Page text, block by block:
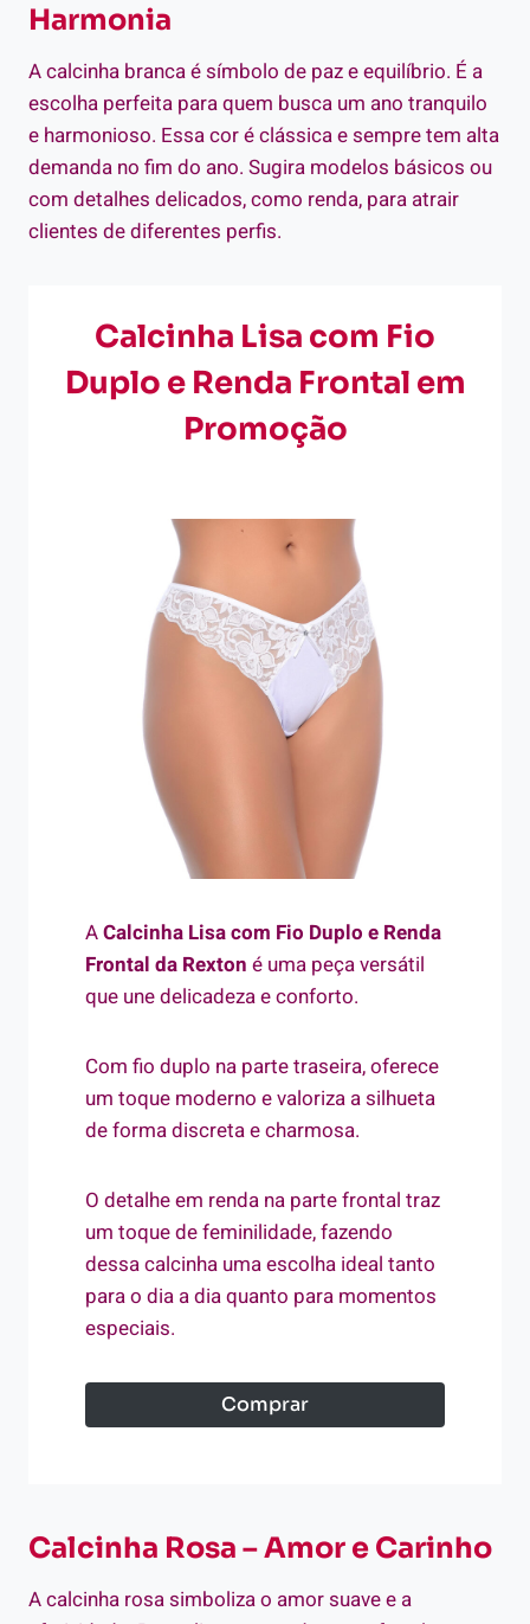
Harmonia
A calcinha branca é símbolo de paz e equilíbrio. É a
escolha perfeita para quem busca um ano tranquilo
e harmonioso. Essa cor é clássica e sempre tem alta
demanda no fim do ano. Sugira modelos básicos ou
com detalhes delicados, como renda, para atrair
clientes de diferentes perfis.
Calcinha Lisa com Fio
Duplo e Renda Frontal em
Promoção
ACalcinha Lisa com Fio Duplo e Renda
Frontal da Rexton é uma peça versátil
que une delicadeza e conforto.
Com fio duplo na parte traseira, oferece
um toque moderno e valoriza a silhueta
de forma discreta e charmosa.
O detalhe em renda na parte frontal traz
um toque de feminilidade, fazendo
dessa calcinha uma escolha ideal tanto
para o dia a dia quanto para momentos
especiais.
Comprar
Calcinha Rosa – Amor e Carinho
A calcinha rosa simboliza o amor suave e a